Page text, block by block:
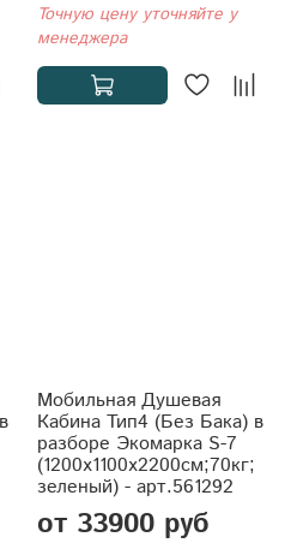
Точную цену уточняйте у
менеджера
Мобильная Душевая
Кабина Тип4 (Без Бака) в
разборе Экомарка S-7
(1200x1100x2200см;70кг;
зеленый) - арт.561292
от 33900 руб